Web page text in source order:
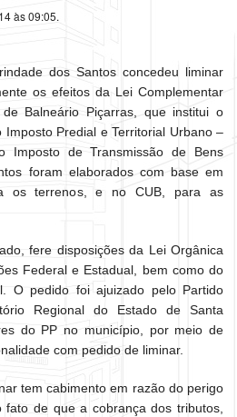
às 09:05.
dos Santos concedeu liminar
os efeitos da Lei Complementar
Balneário Piçarras, que institui o
Predial e Territorial Urbano –
Imposto de Transmissão de Bens
foram elaborados com base em
os terrenos, e no CUB, para as
fere disposições da Lei Orgânica
Federal e Estadual, bem como do
O pedido foi ajuizado pelo Partido
Regional do Estado de Santa
do PP no município, por meio de
com pedido de liminar.
tem cabimento em razão do perigo
de que a cobrança dos tributos,